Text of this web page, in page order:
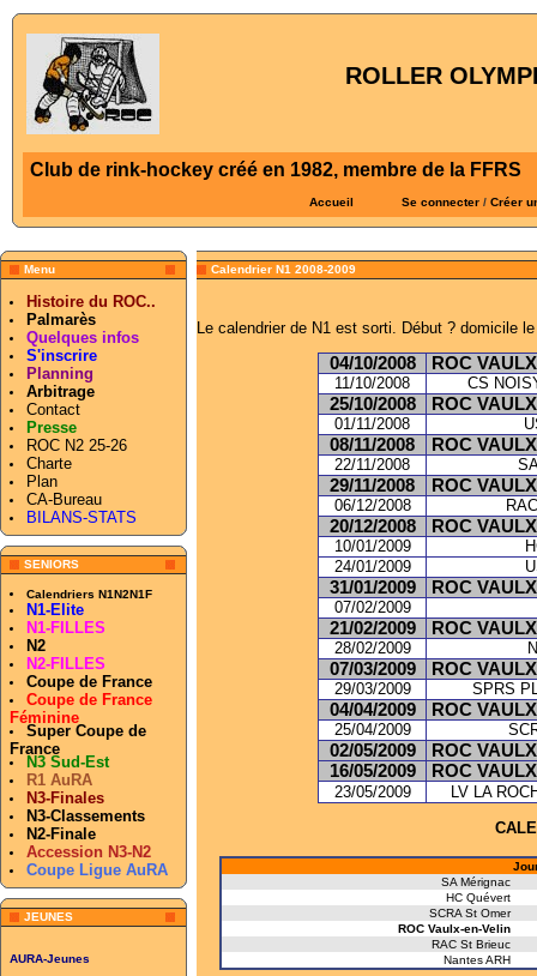
ROLLER
Club de rink-hockey créé en 1982, membre de la FFRS
Accueil Se connecter / Créer
Menu
Histoire du ROC..
Palmarès
Quelques infos
S'inscrire
Planning
Arbitrage
Contact
Presse
ROC N2 25-26
Charte
Plan
CA-Bureau
BILANS-STATS
SENIORS
Calendriers N1N2N1F
N1-Elite
N1-FILLES
N2
N2-FILLES
Coupe de France
Coupe de France
Féminine
Super Coupe de
France
N3 Sud-Est
R1 AuRA
N3-Finales
N3-Classements
N2-Finale
Accession N3-N2
Coupe Ligue AuRA
JEUNES
AURA-Jeunes
Calendrier N1 2008-2009
Le calendrier de N1 est sorti. Début ? domicile
04/10/2008 ROC
11/10/2008 CS
25/10/2008 ROC
01/11/2008
08/11/2008 ROC
22/11/2008
29/11/2008 ROC
06/12/2008
20/12/2008 ROC
10/01/2009
24/01/2009
31/01/2009 ROC
07/02/2009
21/02/2009 ROC
28/02/2009
07/03/2009 ROC
29/03/2009 SPRS
04/04/2009 ROC
25/04/2009
02/05/2009
ROC
16/05/2009
ROC
23/05/2009
LV LA
SA Mérignac
HC Quévert
SCRA St Omer
ROC Vaulx-en-Velin
RAC St Brieuc
Nantes ARH